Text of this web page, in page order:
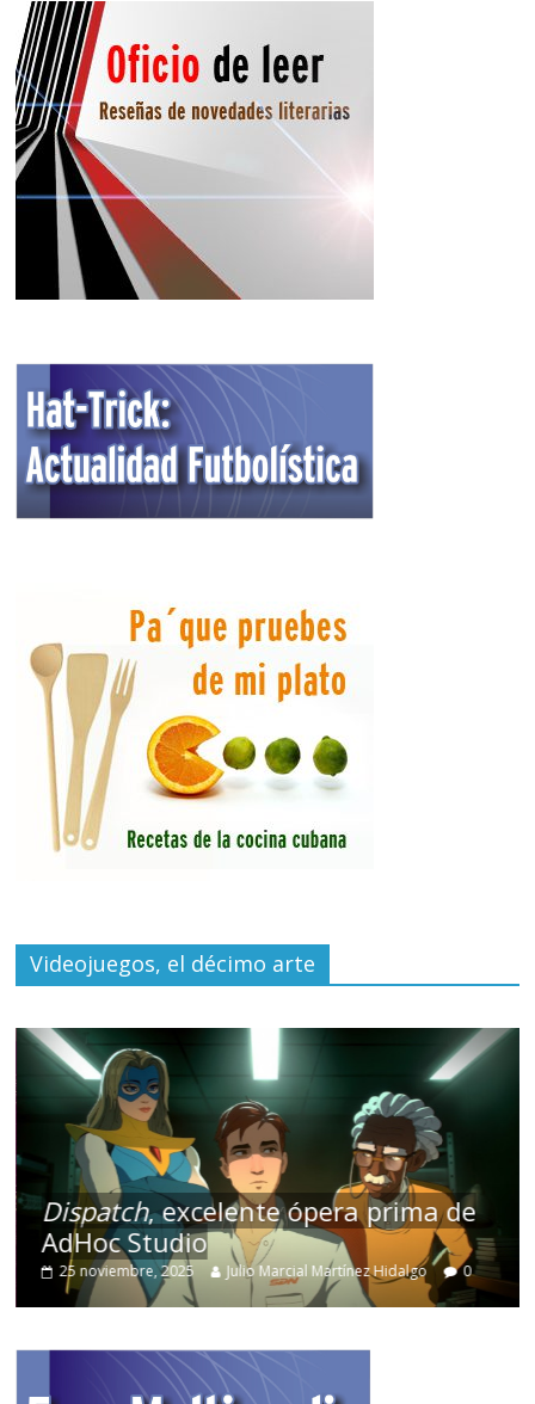
Videojuegos, el décimo arte
Dispatch, excelente ópera prima de
AdHoc Studio
25 noviembre, 2025 Julio Marcial Martínez Hidalgo 0